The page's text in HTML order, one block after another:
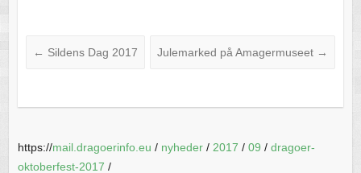
← Sildens Dag 2017 Julemarked på Amagermuseet →
https://mail.dragoerinfo.eu / nyheder/ 2017 / 09 / dragoer-
oktoberfest-2017 /